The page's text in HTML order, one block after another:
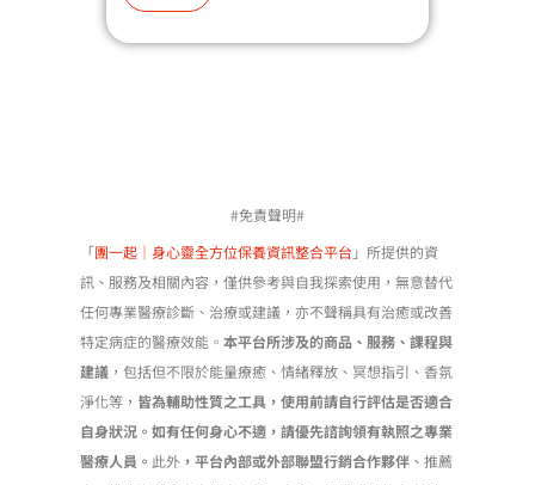
品
。
可
在
產
品
頁
面
選
擇
#免責聲明#
「團一起｜身心靈全方位保養資訊整合平台 」所提供的資
訊、服務及相關內容，僅供參考與自我探索使用，無意替代
任何專業醫療診斷、治療或建議，亦不聲稱具有治癒或改善
特定病症的醫療效能。本平台所涉及的商品、服務、課程與
建議 ，包括但不限於能量療癒、情緒釋放、冥想指引、香氛
淨化等， 皆為輔助性質之工具，使用前請自行評估是否適合
自身狀況。如有任何身心不適，請優先諮詢領有執照之專業
醫療人員。 此外 ，平台內部或外部聯盟行銷合作夥伴 、推薦